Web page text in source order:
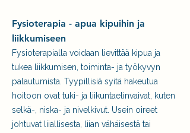
Fysioterapia - apua kipuihin ja
liikkumiseen
Fysioterapialla voidaan lievittää kipua ja
tukea liikkumisen, toiminta- ja työkyvyn
palautumista. Tyypillisiä syitä hakeutua
hoitoon ovat tuki- ja liikuntaelinvaivat, kuten
selkä-, niska- ja nivelkivut. Usein oireet
johtuvat liiallisesta, liian vähäisestä tai